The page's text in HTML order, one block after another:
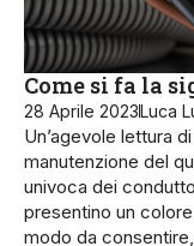
Come si fa la
28 Aprile 2023Luca
Un’agevole lettura
manutenzione del
univoca dei
presentino un
modo da